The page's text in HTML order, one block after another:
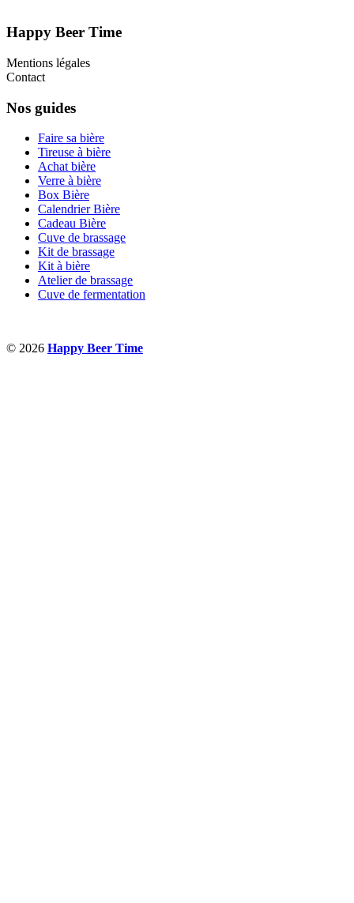
Happy Beer Time
Mentions légales
Contact
Nos guides
Faire sa bière
Tireuse à bière
Achat bière
Verre à bière
Box Bière
Calendrier Bière
Cadeau Bière
Cuve de brassage
Kit de brassage
Kit à bière
Atelier de brassage
Cuve de fermentation
© 2026 Happy Beer Time